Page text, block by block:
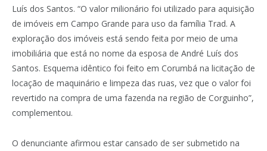
Luís dos Santos. “O valor milionário foi utilizado para aquisição
de imóveis em Campo Grande para uso da família Trad. A
exploração dos imóveis está sendo feita por meio de uma
imobiliária que está no nome da esposa de André Luís dos
Santos. Esquema idêntico foi feito em Corumbá na licitação de
locação de maquinário e limpeza das ruas, vez que o valor foi
revertido na compra de uma fazenda na região de Corguinho”,
complementou.
O denunciante afirmou estar cansado de ser submetido na